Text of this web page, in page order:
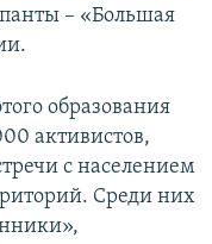
– «Большая
образования
активистов,
с населением
Среди них